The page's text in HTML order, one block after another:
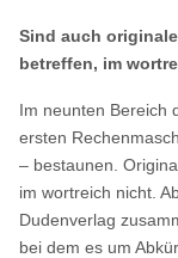
Sind auch
betreffen, im
Im neunten Bereich
ersten
– bestaunen.
im wortreich nicht.
Dudenverlag
bei dem es um